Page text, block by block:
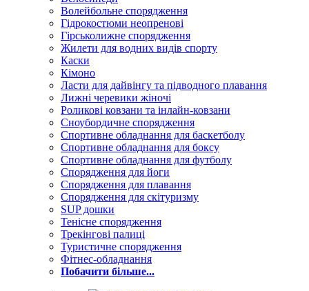
Волейбольне спорядження
Гідрокостюми неопренові
Гірськолижне спорядження
Жилети для водних видів спорту
Каски
Кімоно
Ласти для дайвінгу та підводного плавання
Лижні черевики жіночі
Роликові ковзани та інлайн-ковзани
Сноубордичне спорядження
Спортивне обладнання для баскетболу
Спортивне обладнання для боксу
Спортивне обладнання для футболу
Спорядження для йоги
Спорядження для плавання
Спорядження для скітуризму
SUP дошки
Тенісне спорядження
Трекінгові палиці
Туристичне спорядження
Фітнес-обладнання
Побачити більше...